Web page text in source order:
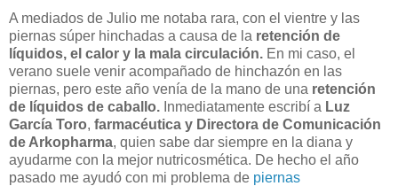
A mediados de Julio me notaba rara, con el vientre y las
piernas súper hinchadas a causa de la retención de
líquidos, el calor y la mala circulación. En mi caso, el
verano suele venir acompañado de hinchazón en las
piernas, pero este año venía de la mano de una retención
de líquidos de caballo. Inmediatamente escribí a Luz
García Toro, farmacéutica y Directora de Comunicación
de Arkopharma, quien sabe dar siempre en la diana y
ayudarme con la mejor nutricosmética. De hecho el año
pasado me ayudó con mi problema de piernas